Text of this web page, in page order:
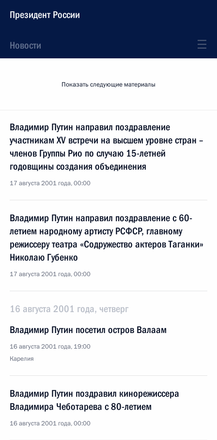
Президент России
Новости
Показать следующие материалы
Владимир Путин направил поздравление
участникам XV встречи на высшем уровне стран –
членов Группы Рио по случаю 15-летней
годовщины создания объединения
17 августа 2001 года, 00:00
Владимир Путин направил поздравление с 60-
летием народному артисту РСФСР, главному
режиссеру театра «Содружество актеров Таганки»
Николаю Губенко
17 августа 2001 года, 00:00
16 августа 2001 года, четверг
Владимир Путин посетил остров Валаам
16 августа 2001 года, 19:00
Карелия
Владимир Путин поздравил кинорежиссера
Владимира Чеботарева с 80-летием
16 августа 2001 года, 00:00